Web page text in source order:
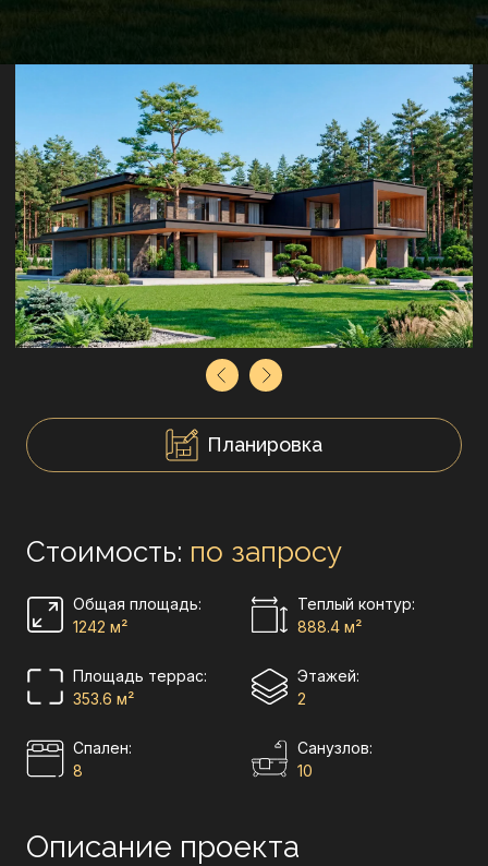
Планировка
Общая площадь:
1242 м²
Теплый контур:
888.4 м²
Площадь террас:
353.6 м²
Стоимость: по запросу
Этажей:
2
Cпален:
8
Санузлов:
10
Описание проекта